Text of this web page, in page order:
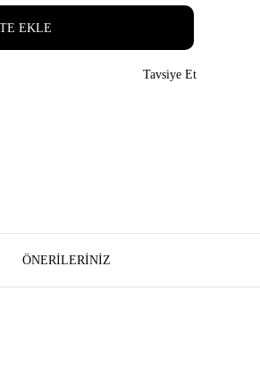
EKLE
Tavsiye Et
ÖNERILERINIZ